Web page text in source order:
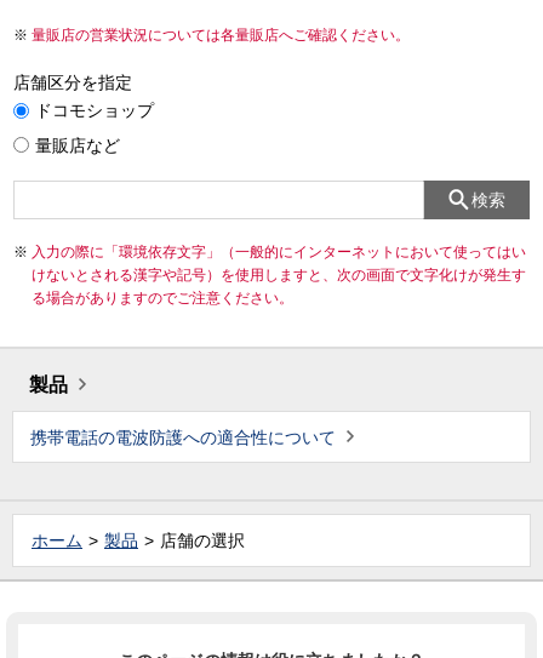
量販店の営業状況については各量販店へご確認ください。
店舗区分を指定
ドコモショップ
量販店など
検索
入力の際に「環境依存文字」（一般的にインターネットにおいて使ってはい
けないとされる漢字や記号）を使用しますと、次の画面で文字化けが発生す
る場合がありますのでご注意ください。
製品
携帯電話の電波防護への適合性について
ホーム 製品 店舗の選択